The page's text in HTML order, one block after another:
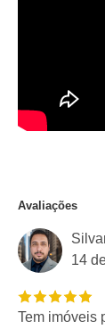
Avaliações
14
Tem imóveis